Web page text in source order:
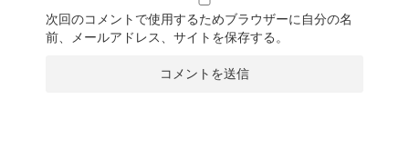
次回のコメントで使用するためブラウザーに自分の名
前、メールアドレス、サイトを保存する。